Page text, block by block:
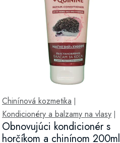
Chinínová kozmetika
Kondicionéry a balzamy na vlasy|
Obnovujúci kondicionér s
horčíkom a chinínom 200ml